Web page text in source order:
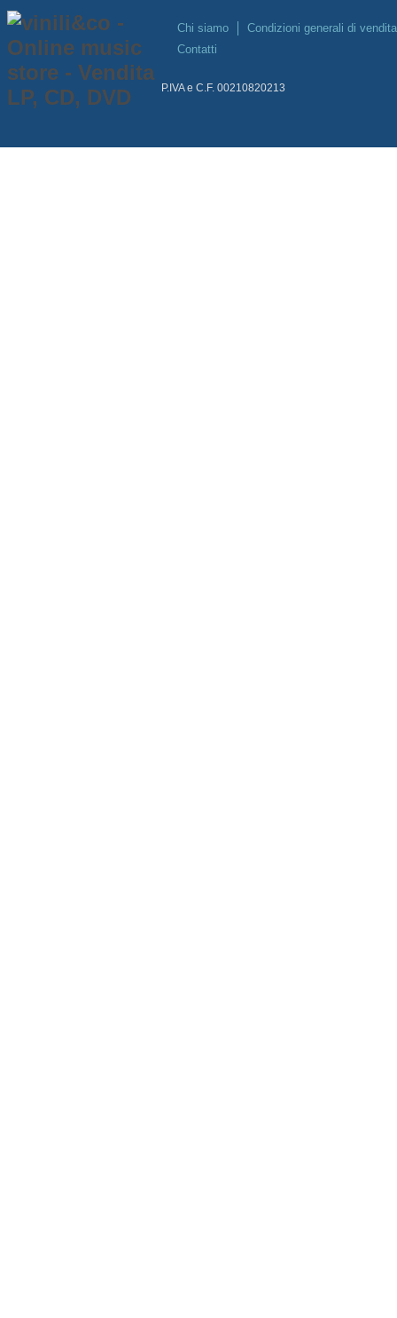
Chi siamo
Condizioni generali di vendita
Contatti
P.IVA e C.F. 00210820213